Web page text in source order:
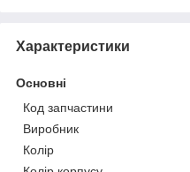
Характеристики
Основні
Код запчастини
Виробник
Колір